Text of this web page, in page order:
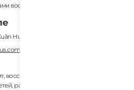
восстановления поблизости.
Hương, Ngũ Hành Sơn, Da Nang
восстановление, оздоровление, разовые
работа над подвижностью